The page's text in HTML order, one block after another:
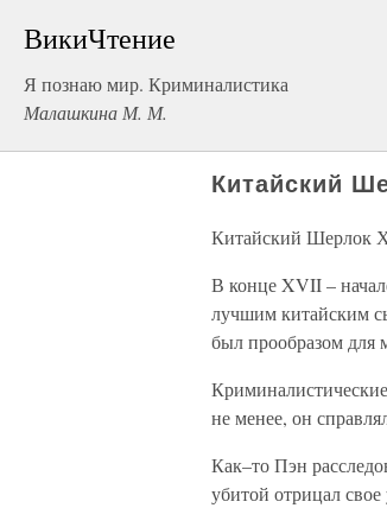
ВикиЧтение
Я познаю мир. Криминалистика
Малашкина М. М.
Китайский
Китайский Шерлок
В конце XVII –
лучшим китайским
был прообразом для
не менее, он
Как–то Пэн
убитой отрицал